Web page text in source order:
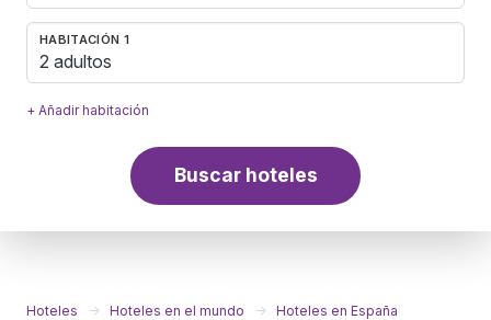
HABITACIÓN 1
2 adultos
+ Añadir habitación
Buscar hoteles
Hoteles Hoteles en el mundo
Hoteles en España